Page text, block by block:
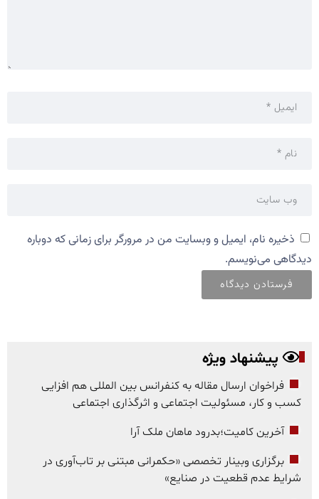
ذخیره نام، ایمیل و وبسایت من در مرورگر برای زمانی که دوباره
دیدگاهی می‌نویسم.
پیشنهاد ویژه
فراخوان ارسال مقاله به کنفرانس بین المللی هم افزایی
کسب و کار، مسئولیت اجتماعی و اثرگذاری اجتماعی
آخرین کامیت؛بدرود ماهان ملک آرا
برگزاری وبینار تخصصی «حکمرانی مبتنی بر تاب‌آوری در
شرایط عدم قطعیت در صنایع»